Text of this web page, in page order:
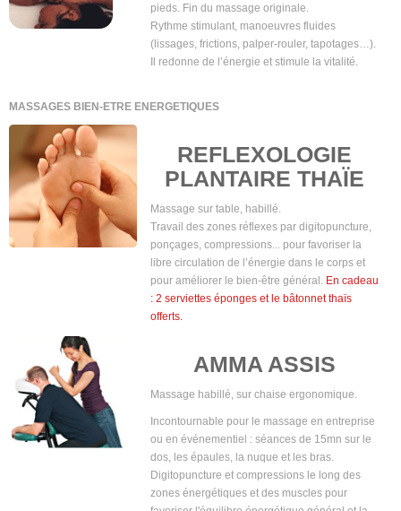
pieds. Fin du massage originale.
Rythme stimulant, manoeuvres fluides
(lissages, frictions, palper-rouler, tapotages…).
Il redonne de l’énergie et stimule la vitalité.
MASSAGES BIEN-ETRE ENERGETIQUES
REFLEXOLOGIE
PLANTAIRE THAÏE
Massage sur table, habillé.
Travail des zones réflexes par digitopuncture,
ponçages, compressions... pour favoriser la
libre circulation de l’énergie dans le corps et
pour améliorer le bien-être général. En cadeau
: 2 serviettes éponges et le bâtonnet thaïs
offerts.
AMMA ASSIS
Massage habillé, sur chaise ergonomique.
Incontournable pour le massage en entreprise
ou en événementiel : séances de 15mn sur le
dos, les épaules, la nuque et les bras.
Digitopuncture et compressions le long des
zones énergétiques et des muscles pour